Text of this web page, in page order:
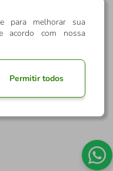
para melhorar sua
acordo com nossa
Permitir todos